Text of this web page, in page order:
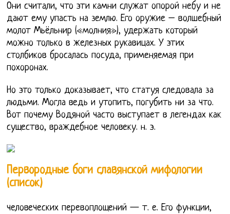
Они считали, что эти камни служат опорой небу и не
дают ему упасть на землю. Его оружие – волшебный
молот Мьёльнир («молния»), удержать который
можно только в железных рукавицах. У этих
столбиков бросалась посуда, применяемая при
похоронах.
Но это только доказывает, что статуя следовала за
людьми. Могла ведь и утопить, погубить ни за что.
Вот почему Водяной часто выступает в легендах как
существо, враждебное человеку. н. э.
Первородные боги славянской мифологии
(список)
человеческих перевоплощений — т. е. Его функции,